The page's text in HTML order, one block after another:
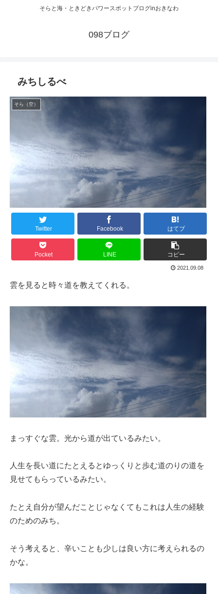
そらと海・ときどきパワースポットブログinおきなわ
098ブログ
みちしるべ
そら（空）
Twitter Facebook はてブ
Pocket LINE コピー
2021.09.08
雲を見ると時々道を教えてくれる。
まっすぐな雲。光から道が出ているみたい。
人生を長い道にたとえるとゆっくりと歩む道のりの道を
見せてもらっているみたい。
たとえ自分が望んだことじゃなくてもこれは人生の経験
のためのみち。
そう考えると、辛いことも少しは良い方に考えられるの
かな。